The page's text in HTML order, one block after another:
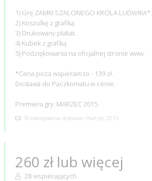
1) Grę ZAMKI SZALONEGO KRÓLA LUDWIKA*.
2) Koszulkę z grafiką.
3) Drukowany plakat.
4) Kubek z grafiką
5) Podziękowania na oficjalnej stronie www.
*Cena poza wspieram.to - 139 zł.
Dostawa do Paczkomatu w cenie.
Premiera gry: MARZEC 2015
Przewidywana dostawa: marzec 2015
260 zł lub więcej
28 wspierających